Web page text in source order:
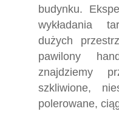
budynku.
wykładania
dużych
pawilony
znajdziemy
szkliwione,
polerowane,